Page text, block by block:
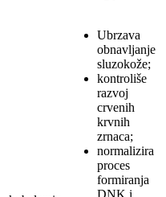
Ubrzava
obnavljanje
sluzokože;
kontroliše
razvoj
crvenih
krvnih
zrnaca;
normalizira
proces
formiranja